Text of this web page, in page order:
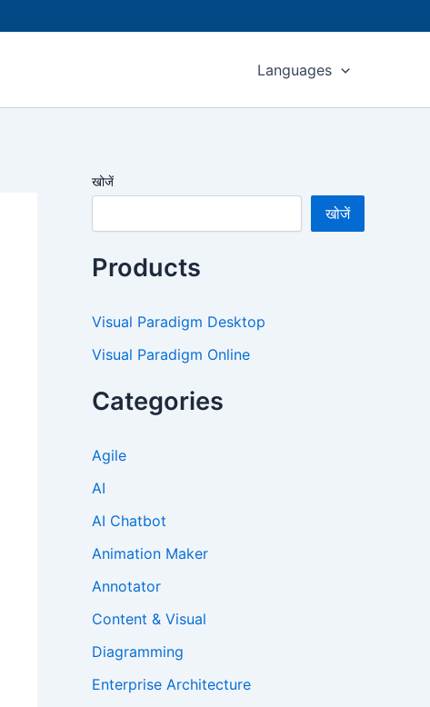
Languages
खोजें
खोजें
Products
Visual Paradigm Desktop
Visual Paradigm Online
Categories
Agile
AI
AI Chatbot
Animation Maker
Annotator
Content & Visual
Diagramming
Enterprise Architecture